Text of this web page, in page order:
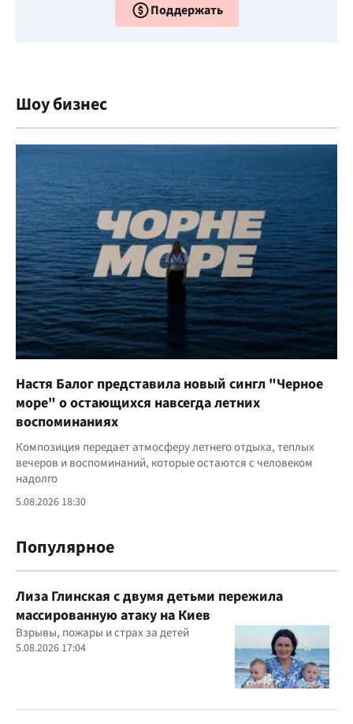
Поддержать
Шоу бизнес
Настя Балог представила новый сингл "Черное
море" о остающихся навсегда летних
воспоминаниях
Композиция передает атмосферу летнего отдыха, теплых
вечеров и воспоминаний, которые остаются с человеком
надолго
5.08.2026 18:30
Популярное
Лиза Глинская с двумя детьми пережила
массированную атаку на Киев
Взрывы, пожары и страх за детей
5.08.2026 17:04